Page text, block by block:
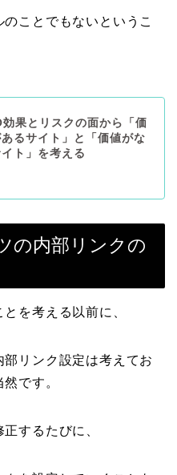
ことでもないというこ
効果とリスクの面から「価
るサイト」と「価値がな
ト」を考える
の内部リンクの
を考える以前に、
リンク設定は考えてお
です。
するたびに、